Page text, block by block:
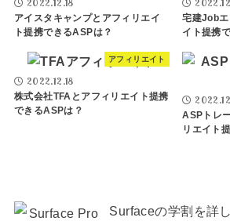
2022.12.18
アイスタキャンプとアフィリエイ
ト提携できるASPは？
宅建Job
イト提携
アフィリエイト
2022.12.18
株式会社TFAとアフィリエイト提携
できるASPは？
ASPトレ
リエイト
Surfaceの学割を詳